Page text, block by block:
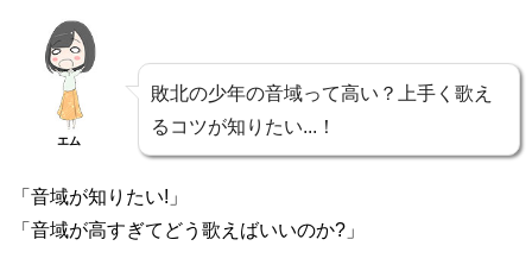
エム
敗北の少年の音域って高い？上手く歌え
るコツが知りたい...！
「音域が知りたい!」
「音域が高すぎてどう歌えばいいのか?」